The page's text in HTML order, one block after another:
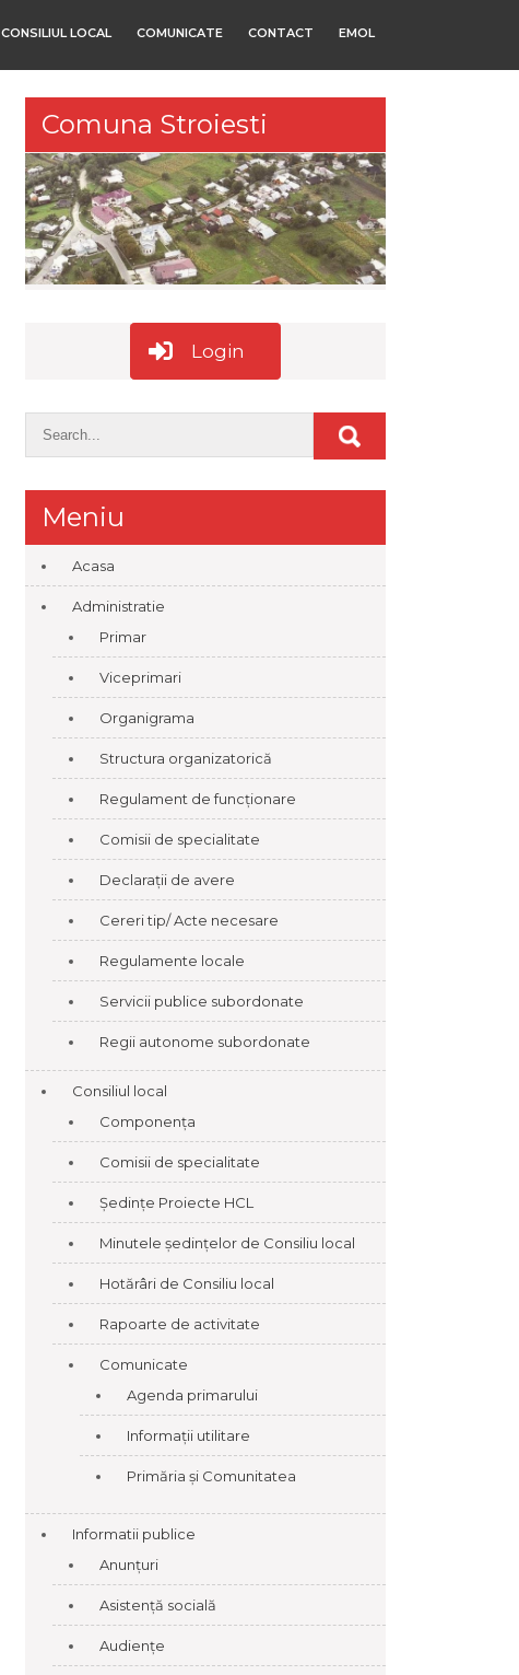
CONSILIUL LOCAL COMUNICATE CONTACT EMOL
Comuna Stroiesti
Login
Meniu
Acasa
Administratie
Primar
Viceprimari
Organigrama
Structura organizatorică
Regulament de funcționare
Comisii de specialitate
Declarații de avere
Cereri tip/ Acte necesare
Regulamente locale
Servicii publice subordonate
Regii autonome subordonate
Consiliul local
Componența
Comisii de specialitate
Ședințe Proiecte HCL
Minutele ședințelor de Consiliu local
Hotărâri de Consiliu local
Rapoarte de activitate
Comunicate
Agenda primarului
Informații utilitare
Primăria și Comunitatea
Informatii publice
Anunțuri
Asistență socială
Audiențe